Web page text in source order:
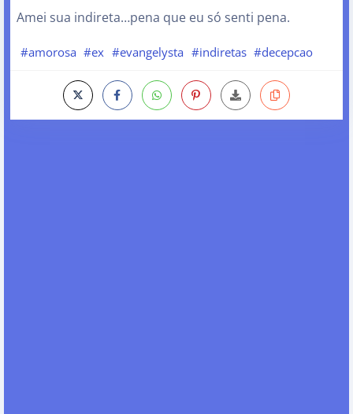
Amei sua indireta…pena que eu só senti pena.
#amorosa #ex #evangelysta #indiretas #decepcao